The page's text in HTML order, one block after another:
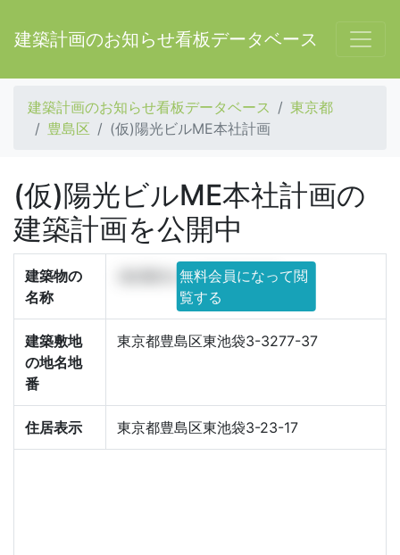
建築計画のお知らせ看板データベース
建築計画のお知らせ看板データベース
東京都
豊島区
(仮)陽光ビルME本社計画
(仮)陽光ビルME本社計画の
建築計画を公開中
建築物の
名称
(仮)陽光ビルME本社計画
無料会員になって閲
覧する
建築敷地
の地名地
番
東京都豊島区東池袋3-3277-37
住居表示 東京都豊島区東池袋3-23-17